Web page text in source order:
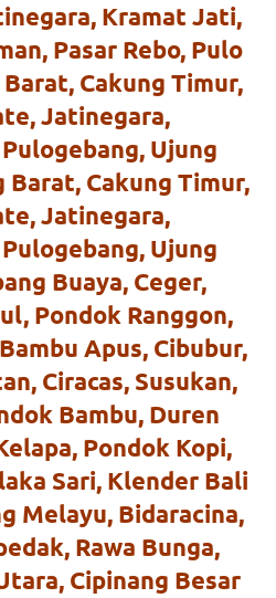
.
Kramat Jati,
Pasar Rebo, Pulo
Cakung Timur,
Jatinegara,
Ujung
Cakung Timur,
Jatinegara,
Ujung
Buaya, Ceger,
Pondok Ranggon,
Apus, Cibubur,
Ciracas, Susukan,
Bambu, Duren
Pondok Kopi,
Sari, Klender Bali
Melayu, Bidaracina,
Rawa Bunga,
Cipinang Besar